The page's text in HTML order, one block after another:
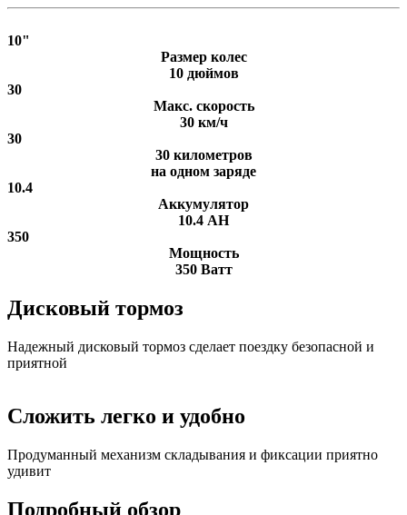
10"
Размер колес
10 дюймов
30
Макс. скорость
30 км/ч
30
30 километров
на одном заряде
10.4
Аккумулятор
10.4 AH
350
Мощность
350 Ватт
Дисковый тормоз
Надежный дисковый тормоз сделает поездку безопасной и
приятной
Сложить легко и удобно
Продуманный механизм складывания и фиксации приятно
удивит
Подробный обзор